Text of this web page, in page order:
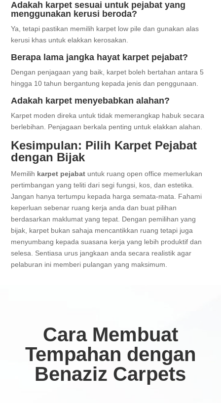
Adakah karpet sesuai untuk pejabat yang
menggunakan kerusi beroda?
Ya, tetapi pastikan memilih karpet low pile dan gunakan alas
kerusi khas untuk elakkan kerosakan.
Berapa lama jangka hayat karpet pejabat?
Dengan penjagaan yang baik, karpet boleh bertahan antara 5
hingga 10 tahun bergantung kepada jenis dan penggunaan.
Adakah karpet menyebabkan alahan?
Karpet moden direka untuk tidak memerangkap habuk secara
berlebihan. Penjagaan berkala penting untuk elakkan alahan.
Kesimpulan: Pilih Karpet Pejabat
dengan Bijak
Memilih karpet pejabat untuk ruang open office memerlukan
pertimbangan yang teliti dari segi fungsi, kos, dan estetika.
Jangan hanya tertumpu kepada harga semata-mata. Fahami
keperluan sebenar ruang kerja anda dan buat pilihan
berdasarkan maklumat yang tepat. Dengan pemilihan yang
bijak, karpet bukan sahaja mencantikkan ruang tetapi juga
menyumbang kepada suasana kerja yang lebih produktif dan
selesa. Sentiasa urus jangkaan anda secara realistik agar
pelaburan ini memberi pulangan yang maksimum.
Cara Membuat
Tempahan dengan
Benaziz Carpets